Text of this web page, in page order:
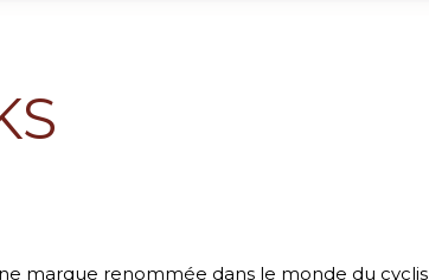
marque renommée dans le monde du